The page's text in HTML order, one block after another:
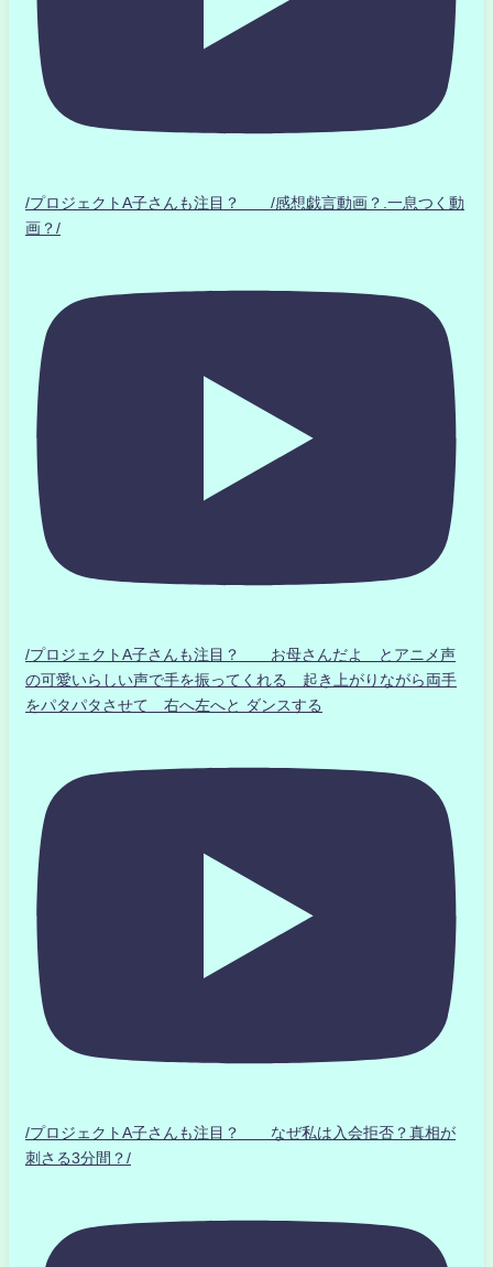
/プロジェクトA子さんも注目？ /感想戯言動画？.一息つく動
画？/
/プロジェクトA子さんも注目？ お母さんだよ とアニメ声
の可愛いらしい声で手を振ってくれる 起き上がりながら両手
をパタパタさせて 右へ左へと ダンスする
/プロジェクトA子さんも注目？ なぜ私は入会拒否？真相が
刺さる3分間？/